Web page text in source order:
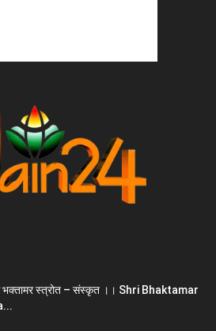
भक्तामर स्त्रोत – संस्कृत ।। Shri Bhaktamar